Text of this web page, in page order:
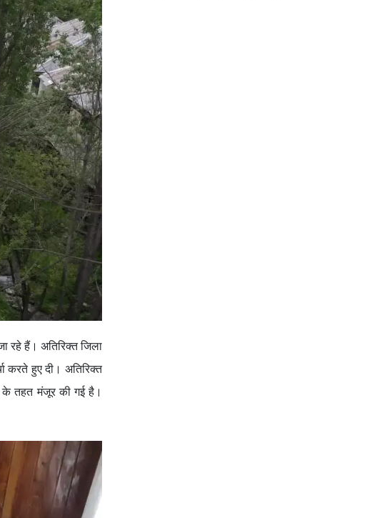
रहे हैं। अतिरिक्त जिला
करते हुए दी। अतिरिक्त
के तहत मंजूर की गई है।